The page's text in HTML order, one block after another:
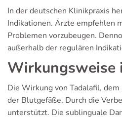
In der deutschen Klinikpraxis
Indikationen. Ärzte empfehlen
Problemen vorzubeugen.
außerhalb der regulären
Wirkungsweise
Die Wirkung von Tadalafil,
der Blutgefäße. Durch die
unterstützt. Die sublinguale